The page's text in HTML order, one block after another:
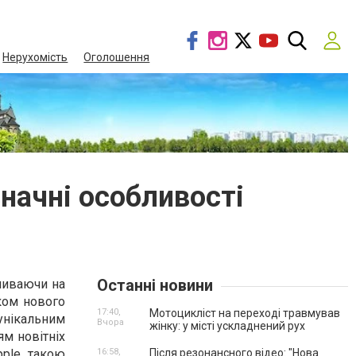
Нерухомість Оголошення
особливості
на
нового
новітніх
Останні новини
Мотоцикліст на переході травмував
жінку: у місті ускладнений рух
17:40,
Вчора
Після резонансного відео: "Нова
16:58,